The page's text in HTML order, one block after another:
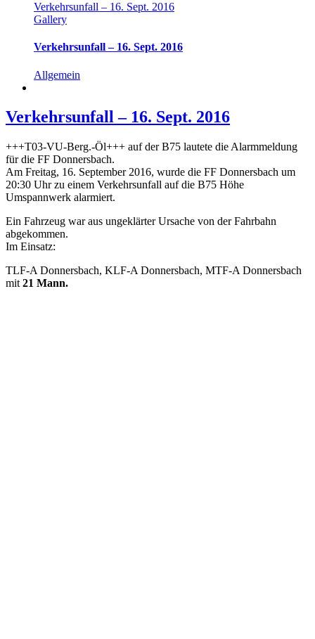
Verkehrsunfall – 16. Sept. 2016
Gallery
Verkehrsunfall – 16. Sept. 2016
Allgemein
Verkehrsunfall – 16. Sept. 2016
+++T03-VU-Berg.-Öl+++ auf der B75 lautete die Alarmmeldung
für die FF Donnersbach.
Am Freitag, 16. September 2016, wurde die FF Donnersbach um
20:30 Uhr zu einem Verkehrsunfall auf die B75 Höhe
Umspannwerk alarmiert.
Ein Fahrzeug war aus ungeklärter Ursache von der Fahrbahn
abgekommen.
Im Einsatz:
TLF-A Donnersbach, KLF-A Donnersbach, MTF-A Donnersbach
mit 21 Mann.